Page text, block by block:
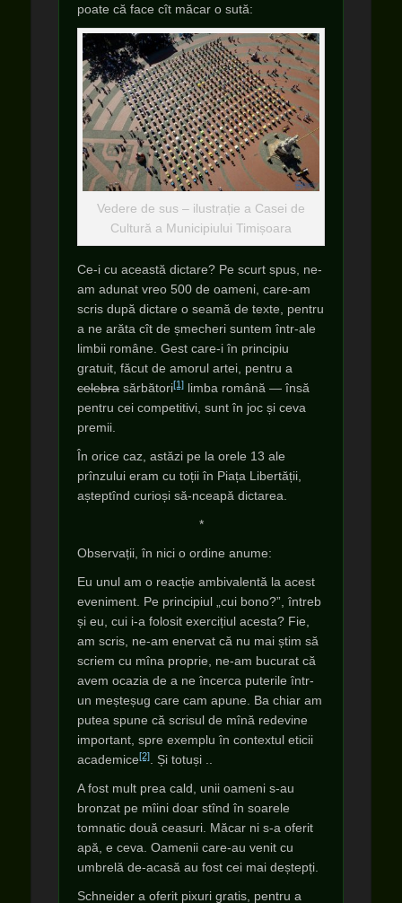
poate că face cît măcar o sută:
Vedere de sus – ilustrație a Casei de
Cultură a Municipiului Timișoara
Ce-i cu această dictare? Pe scurt spus, ne-
am adunat vreo 500 de oameni, care-am
scris după dictare o seamă de texte, pentru
a ne arăta cît de șmecheri suntem într-ale
limbii române. Gest care-i în principiu
gratuit, făcut de amorul artei, pentru a
celebra sărbători[1] limba română — însă
pentru cei competitivi, sunt în joc și ceva
premii.
În orice caz, astăzi pe la orele 13 ale
prînzului eram cu toții în Piața Libertății,
așteptînd curioși să-nceapă dictarea.
*
Observații, în nici o ordine anume:
Eu unul am o reacție ambivalentă la acest
eveniment. Pe principiul „cui bono?”, întreb
și eu, cui i-a folosit exercițiul acesta? Fie,
am scris, ne-am enervat că nu mai știm să
scriem cu mîna proprie, ne-am bucurat că
avem ocazia de a ne încerca puterile într-
un meșteșug care cam apune. Ba chiar am
putea spune că scrisul de mînă redevine
important, spre exemplu în contextul eticii
academice[2]. Și totuși ..
A fost mult prea cald, unii oameni s-au
bronzat pe mîini doar stînd în soarele
tomnatic două ceasuri. Măcar ni s-a oferit
apă, e ceva. Oamenii care-au venit cu
umbrelă de-acasă au fost cei mai deștepți.
Schneider a oferit pixuri gratis, pentru a